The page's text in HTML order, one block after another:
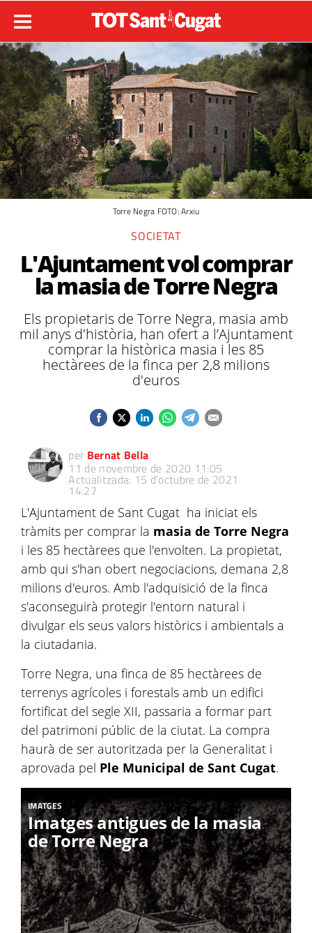
Torre Negra FOTO: Arxiu
SOCIETAT
L'Ajuntament vol comprar
la masia de Torre Negra
Els propietaris de Torre Negra, masia amb
mil anys d'història, han ofert a l’Ajuntament
comprar la històrica masia i les 85
hectàrees de la finca per 2,8 milions
d'euros
per Bernat Bella
11 de novembre de 2020 11:05
Actualitzada: 15 d’octubre de 2021
14:27
L'Ajuntament de Sant Cugat ha iniciat els
tràmits per comprar la masia de Torre Negra
i les 85 hectàrees que l'envolten. La propietat,
amb qui s'han obert negociacions, demana 2,8
milions d'euros. Amb l'adquisició de la finca
s'aconseguirà protegir l'entorn natural i
divulgar els seus valors històrics i ambientals a
la ciutadania.
Torre Negra, una finca de 85 hectàrees de
terrenys agrícoles i forestals amb un edifici
fortificat del segle XII, passaria a formar part
del patrimoni públic de la ciutat. La compra
haurà de ser autoritzada per la Generalitat i
aprovada pel Ple Municipal de Sant Cugat.
IMATGES
Imatges antigues de la masia
de Torre Negra